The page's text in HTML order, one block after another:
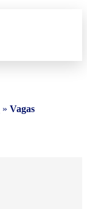
» Vagas